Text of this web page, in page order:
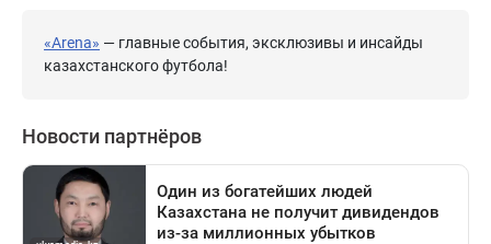
«Arena» — главные события, эксклюзивы и инсайды
казахстанского футбола!